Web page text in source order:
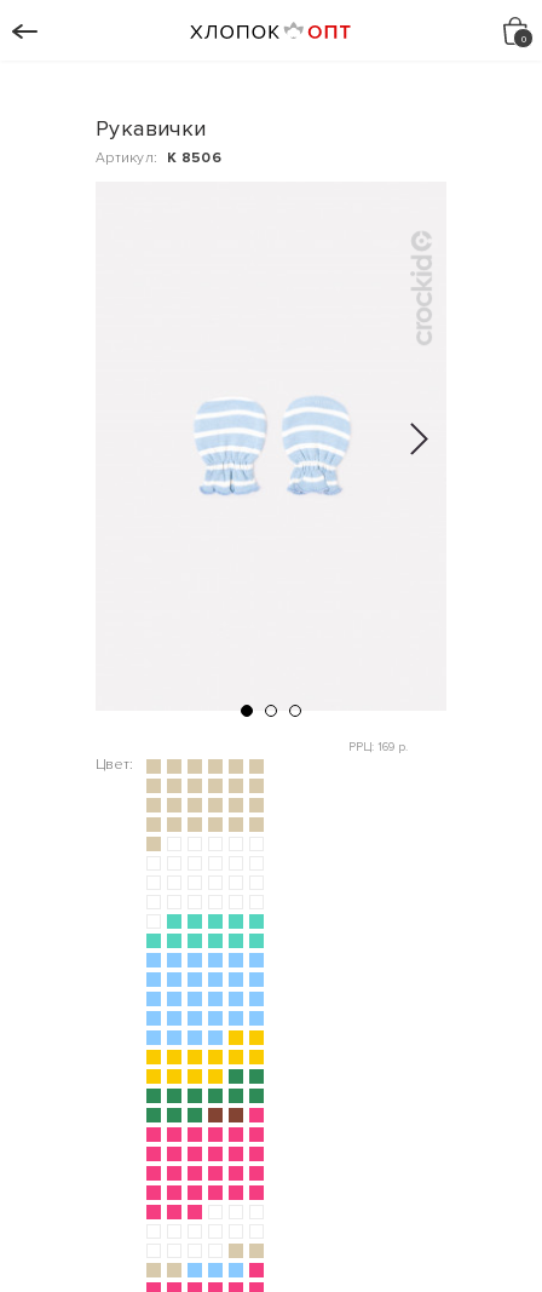
Рукавички
Артикул: К 8506
Цвет:
РРЦ: 169 р.